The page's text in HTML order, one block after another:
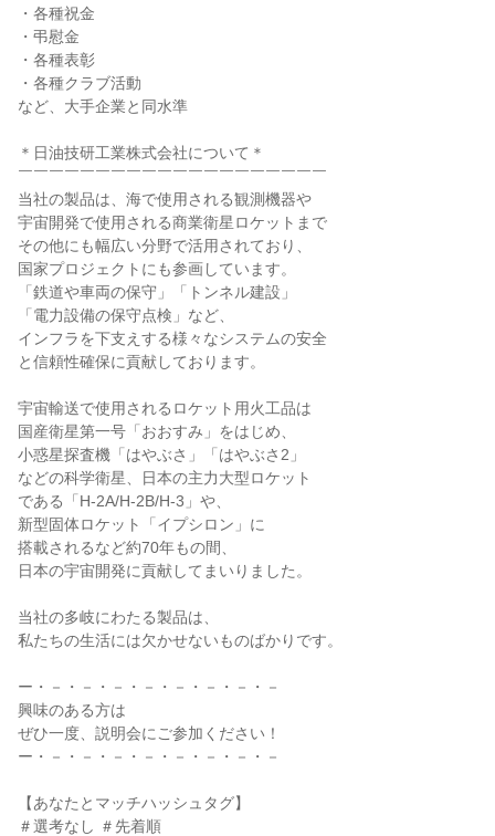
・各種祝金
・弔慰金
・各種表彰
・各種クラブ活動
など、大手企業と同水準
＊日油技研工業株式会社について＊
￣￣￣￣￣￣￣￣￣￣￣￣￣￣￣￣￣￣￣￣
当社の製品は、海で使用される観測機器や
宇宙開発で使用される商業衛星ロケットまで
その他にも幅広い分野で活用されており、
国家プロジェクトにも参画しています。
「鉄道や車両の保守」「トンネル建設」
「電力設備の保守点検」など、
インフラを下支えする様々なシステムの安全
と信頼性確保に貢献しております。
宇宙輸送で使用されるロケット用火工品は
国産衛星第一号「おおすみ」をはじめ、
小惑星探査機「はやぶさ」「はやぶさ2」
などの科学衛星、日本の主力大型ロケット
である「H-2A/H-2B/H-3」や、
新型固体ロケット「イプシロン」に
搭載されるなど約70年もの間、
日本の宇宙開発に貢献してまいりました。
当社の多岐にわたる製品は、
私たちの生活には欠かせないものばかりです。
ー・－・－・－・－・－・－・－・－
興味のある方は
ぜひ一度、説明会にご参加ください！
ー・－・－・－・－・－・－・－・－
【あなたとマッチハッシュタグ】
＃選考なし ＃先着順